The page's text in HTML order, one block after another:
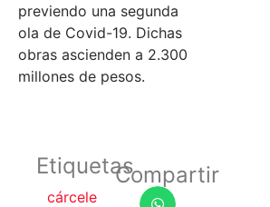
previendo una segunda
ola de Covid-19. Dichas
obras ascienden a 2.300
millones de pesos.
Etiquetas
cárcele
Compartir